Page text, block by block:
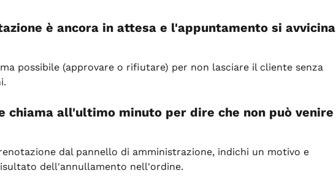
è ancora in attesa e l'appuntamento si avvicina
possibile (approvare o rifiutare) per non lasciare il cliente senza
chiama all'ultimo minuto per dire che non può venire
dal pannello di amministrazione, indichi un motivo e
dell'annullamento nell'ordine.